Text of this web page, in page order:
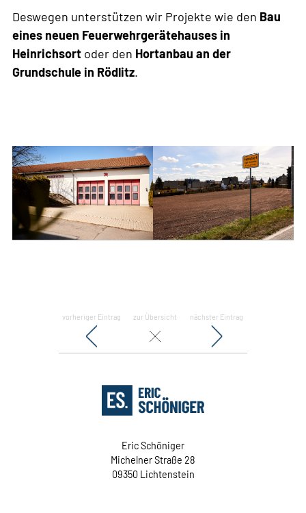
Deswegen unterstützen wir Projekte wie den Bau
eines neuen Feuerwehrgerätehauses in
Heinrichsort oder den Hortanbau an der
Grundschule in Rödlitz.
vorheriger Eintrag zur Übersicht nächster Eintrag
Eric Schöniger
Michelner Straße 28
09350 Lichtenstein